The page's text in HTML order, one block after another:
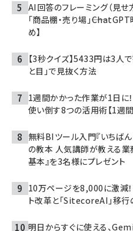
AI回答のフレーミング（見せ
「商品棚・売り場」
め】
【3秒クイズ】5433円は3人
と目」で見抜く方法
1週間かかった作業が1日
使い倒す8つの活用術【1週間
無料BIツール入門『いちば
の教本 人気講師が教える業
基本』を3名様にプレゼント
10万ページを8,000に激減
ト改革と「SitecoreAI」移行
明日からすぐに使える、